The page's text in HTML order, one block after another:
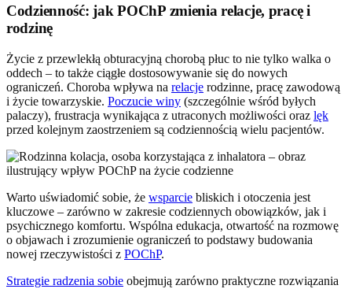
Codzienność: jak POChP zmienia relacje, pracę i
rodzinę
Życie z przewlekłą obturacyjną chorobą płuc to nie tylko walka o
oddech – to także ciągłe dostosowywanie się do nowych
ograniczeń. Choroba wpływa na relacje rodzinne, pracę zawodową
i życie towarzyskie. Poczucie winy (szczególnie wśród byłych
palaczy), frustracja wynikająca z utraconych możliwości oraz lęk
przed kolejnym zaostrzeniem są codziennością wielu pacjentów.
Warto uświadomić sobie, że wsparcie bliskich i otoczenia jest
kluczowe – zarówno w zakresie codziennych obowiązków, jak i
psychicznego komfortu. Wspólna edukacja, otwartość na rozmowę
o objawach i zrozumienie ograniczeń to podstawy budowania
nowej rzeczywistości z POChP.
Strategie radzenia sobie obejmują zarówno praktyczne rozwiązania